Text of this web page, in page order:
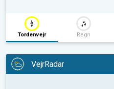
Tordenvejr Regn
VejrRadar